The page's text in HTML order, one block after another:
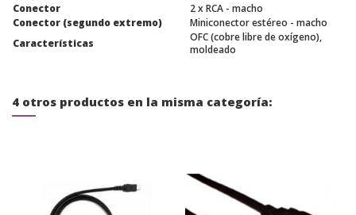
Conector
2 x RCA - macho
Conector (segundo extremo)
Miniconector estéreo - macho
Características
OFC (cobre libre de oxígeno),
moldeado
4 otros productos en la misma categoría: